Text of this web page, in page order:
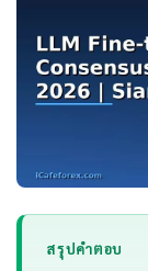
สรุปคำตอบ